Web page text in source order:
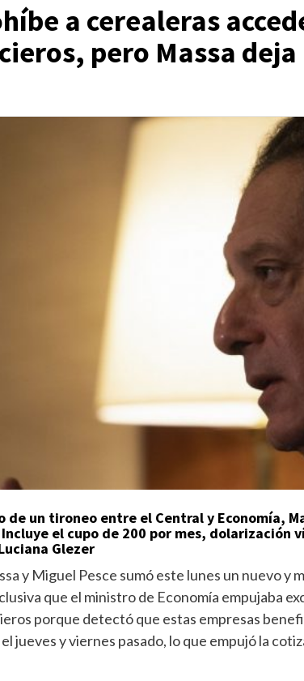
a cerealeras
pero Massa
de un tironeo entre el Central y Economía,
el cupo de 200 por mes, dolarización
Glezer
y Miguel Pesce sumó este lunes un nuevo y
que el ministro de Economía empujaba
porque detectó que estas empresas
jueves y viernes pasado, lo que empujó la